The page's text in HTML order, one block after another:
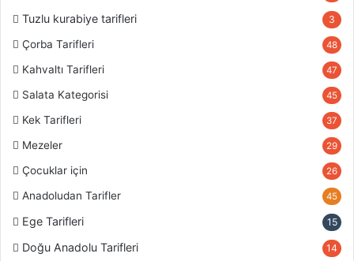
Tuzlu kurabiye tarifleri 3
Çorba Tarifleri 48
Kahvaltı Tarifleri 47
Salata Kategorisi 45
Kek Tarifleri 37
Mezeler 29
Çocuklar için 26
Anadoludan Tarifler 45
Ege Tarifleri 15
Doğu Anadolu Tarifleri 14